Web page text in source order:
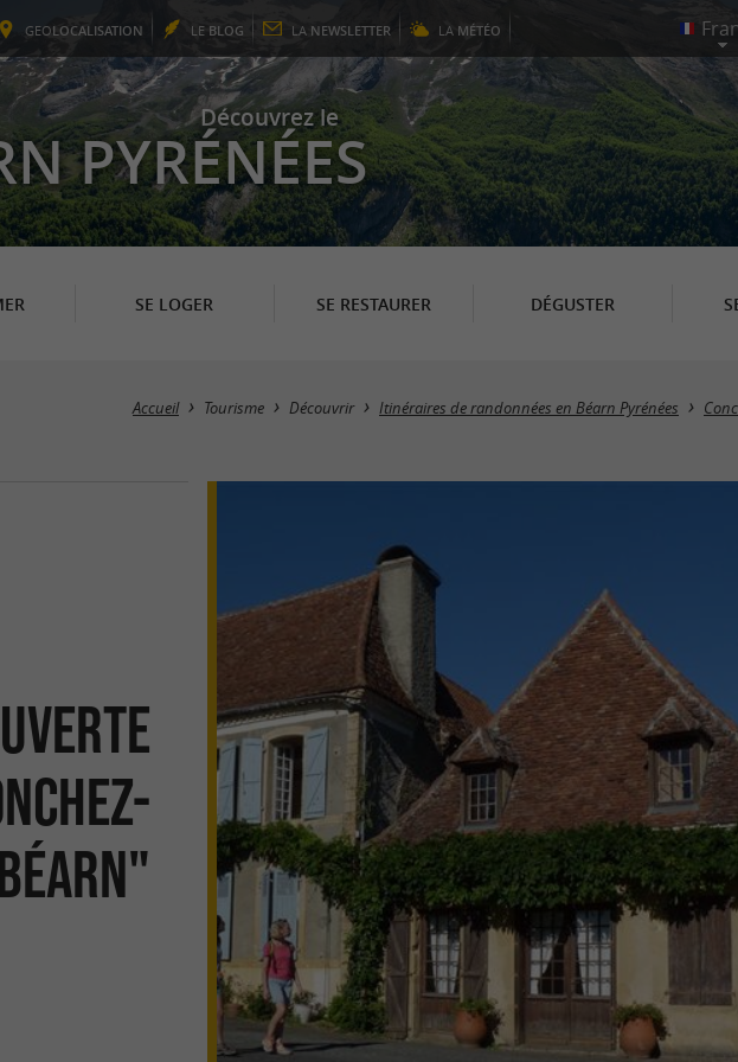
GEOLOCALISATION LE BLOG LA NEWSLETTER LA MÉTÉO
Découvrez le
PYRÉNÉES
SE LOGER SE RESTAURER DÉGUSTER
Accueil Tourisme Découvrir Itinéraires de randonnées en Béarn Pyrénées